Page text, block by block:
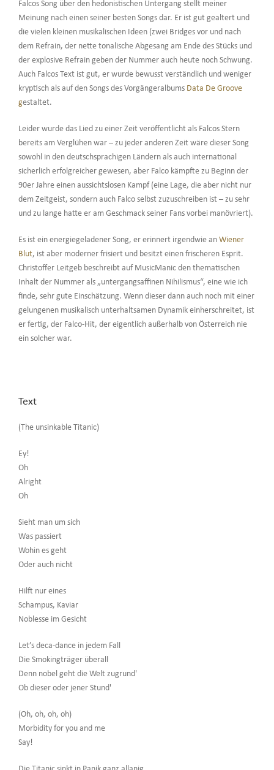
Falcos Song über den hedonistischen Untergang stellt meiner
Meinung nach einen seiner besten Songs dar. Er ist gut gealtert und
die vielen kleinen musikalischen Ideen (zwei Bridges vor und nach
dem Refrain, der nette tonalische Abgesang am Ende des Stücks und
der explosive Refrain geben der Nummer auch heute noch Schwung.
Auch Falcos Text ist gut, er wurde bewusst verständlich und weniger
kryptisch als auf den Songs des Vorgängeralbums Data De Groove
gestaltet.
Leider wurde das Lied zu einer Zeit veröffentlicht als Falcos Stern
bereits am Verglühen war – zu jeder anderen Zeit wäre dieser Song
sowohl in den deutschsprachigen Ländern als auch international
sicherlich erfolgreicher gewesen, aber Falco kämpfte zu Beginn der
90er Jahre einen aussichtslosen Kampf (eine Lage, die aber nicht nur
dem Zeitgeist, sondern auch Falco selbst zuzuschreiben ist – zu sehr
und zu lange hatte er am Geschmack seiner Fans vorbei manövriert).
Es ist ein energiegeladener Song, er erinnert irgendwie an Wiener
Blut, ist aber moderner frisiert und besitzt einen frischeren Esprit.
Christoffer Leitgeb beschreibt auf MusicManic den thematischen
Inhalt der Nummer als „untergangsaffinen Nihilismus“, eine wie ich
finde, sehr gute Einschätzung. Wenn dieser dann auch noch mit einer
gelungenen musikalisch unterhaltsamen Dynamik einherschreitet, ist
er fertig, der Falco-Hit, der eigentlich außerhalb von Österreich nie
ein solcher war.
Text
(The unsinkable Titanic)
Ey!
Oh
Alright
Oh
Sieht man um sich
Was passiert
Wohin es geht
Oder auch nicht
Hilft nur eines
Schampus, Kaviar
Noblesse im Gesicht
Let’s deca-dance in jedem Fall
Die Smokingträger überall
Denn nobel geht die Welt zugrund'
Ob dieser oder jener Stund'
(Oh, oh, oh, oh)
Morbidity for you and me
Say!